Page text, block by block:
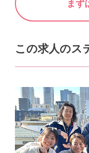
まず
この求人のス